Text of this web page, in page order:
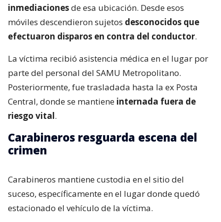
inmediacionesde esa ubicación. Desde esos
móviles descendieron sujetos desconocidos que
efectuaron disparos en contra del conductor.
La víctima recibió asistencia médica en el lugar por
parte del personal del SAMU Metropolitano.
Posteriormente, fue trasladada hasta la ex Posta
Central, donde se mantiene internada fuera de
riesgo vital.
Carabineros resguarda escena del
crimen
Carabineros mantiene custodia en el sitio del
suceso, específicamente en el lugar donde quedó
estacionado el vehículo de la víctima.